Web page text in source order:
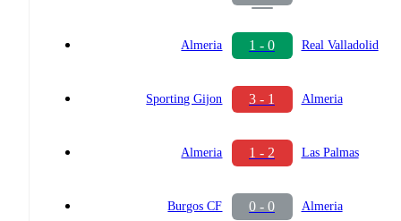
Almeria 1 - 0 Real Valladolid
Sporting Gijon 3 - 1 Almeria
Almeria 1 - 2 Las Palmas
Burgos CF 0 - 0 Almeria